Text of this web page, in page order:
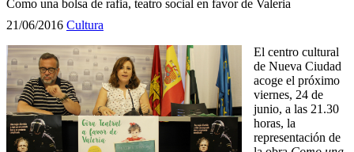
Como una bolsa de rafia, teatro social en favor de Valeria
21/06/2016 Cultura
El centro cultural
de Nueva Ciudad
acoge el próximo
viernes, 24 de
junio, a las 21.30
horas, la
representación de